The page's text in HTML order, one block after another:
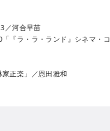
／河合早苗
『ラ・ラ・ランド』シネマ・コ
正楽」／恩田雅和